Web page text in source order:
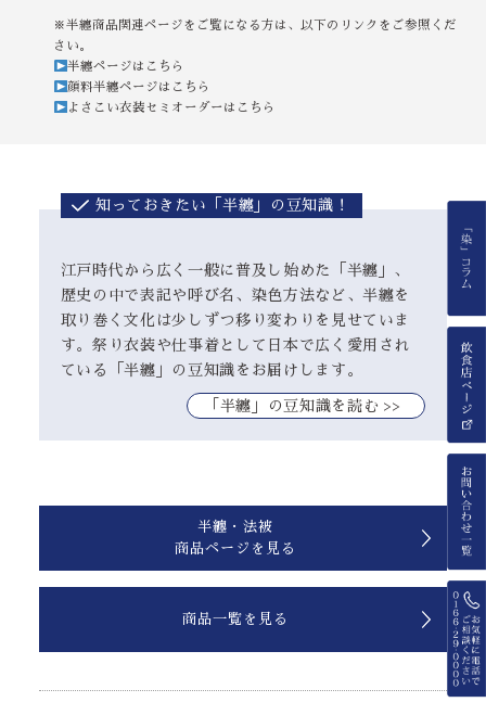
※半纏商品関連ページをご覧になる方は、以下のリンクをご参照くだ
さい。
半纏ページはこちら
顔料半纏ページはこちら
よさこい衣装セミオーダーはこちら
知っておきたい「半纏」の豆知識！
江戸時代から広く一般に普及し始めた「半纏」、
歴史の中で表記や呼び名、染色方法など、半纏を
取り巻く文化は少しずつ移り変わりを見せていま
す。祭り衣装や仕事着として日本で広く愛用され
ている「半纏」の豆知識をお届けします。
｢半纏」の豆知識を読む >>
商品一覧を見る
半纏・法被
商品ページを見る